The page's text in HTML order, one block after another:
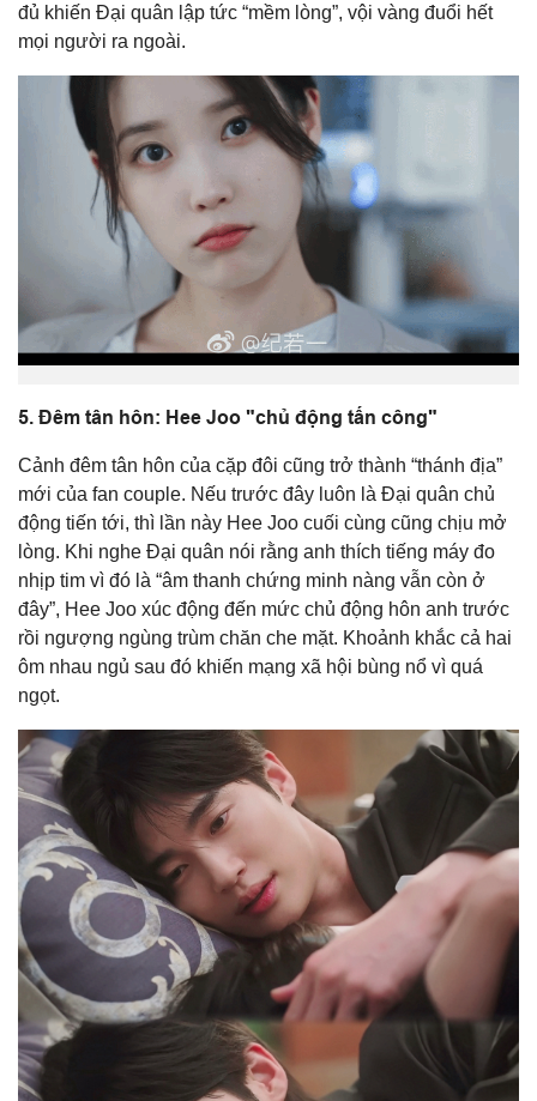
đủ khiến Đại quân lập tức “mềm lòng”, vội vàng đuổi hết
mọi người ra ngoài.
5. Đêm tân hôn: Hee Joo "chủ động tấn công"
Cảnh đêm tân hôn của cặp đôi cũng trở thành “thánh địa”
mới của fan couple. Nếu trước đây luôn là Đại quân chủ
động tiến tới, thì lần này Hee Joo cuối cùng cũng chịu mở
lòng. Khi nghe Đại quân nói rằng anh thích tiếng máy đo
nhịp tim vì đó là “âm thanh chứng minh nàng vẫn còn ở
đây”, Hee Joo xúc động đến mức chủ động hôn anh trước
rồi ngượng ngùng trùm chăn che mặt. Khoảnh khắc cả hai
ôm nhau ngủ sau đó khiến mạng xã hội bùng nổ vì quá
ngọt.